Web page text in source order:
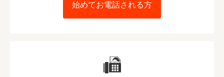
始めてお電話される方